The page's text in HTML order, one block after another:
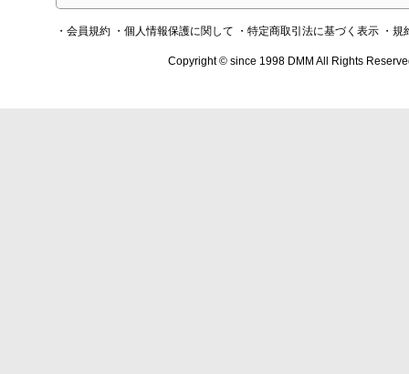
・会員規約 ・個人情報保護に関して ・特定商取引法に基づく表示 ・規
Copyright © since 1998 DMM All Rights